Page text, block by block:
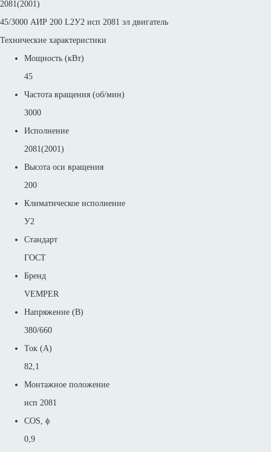
2081(2001)
45/3000 АИР 200 L2У2 исп 2081 эл двигатель
Технические характеристики
Мощность (кВт)
45
Частота вращения (об/мин)
3000
Исполнение
2081(2001)
Высота оси вращения
200
Климатическое исполнение
У2
Стандарт
ГОСТ
Бренд
VEMPER
Напряжение (В)
380/660
Ток (А)
82,1
Монтажное положение
исп 2081
COS, ϕ
0,9